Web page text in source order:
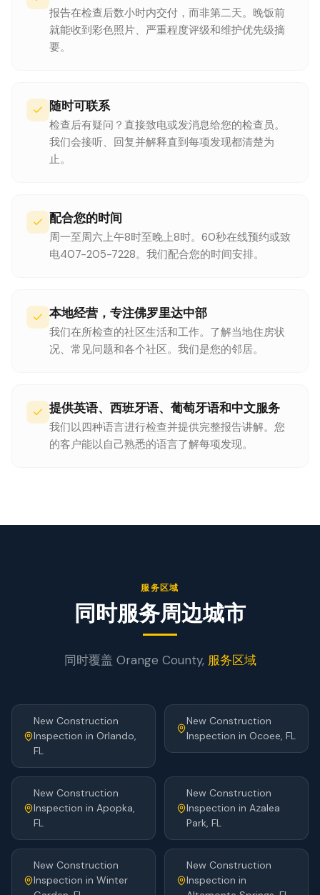
报告在检查后数小时内交付，而非第二天。晚饭前
就能收到彩色照片、严重程度评级和维护优先级摘
要。
随时可联系
检查后有疑问？直接致电或发消息给您的检查员。
我们会接听、回复并解释直到每项发现都清楚为
止。
配合您的时间
周一至周六上午8时至晚上8时。60秒在线预约或致
电407-205-7228。我们配合您的时间安排。
本地经营，专注佛罗里达中部
我们在所检查的社区生活和工作。了解当地住房状
况、常见问题和各个社区。我们是您的邻居。
提供英语、西班牙语、葡萄牙语和中文服务
我们以四种语言进行检查并提供完整报告讲解。您
的客户能以自己熟悉的语言了解每项发现。
服务区域
同时服务周边城市
同时覆盖 Orange County, 服务区域
New Construction
Inspection in Orlando,
FL
New Construction
Inspection in Ocoee, FL
New Construction
Inspection in Apopka,
FL
New Construction
Inspection in Azalea
Park, FL
New Construction
Inspection in Winter
New Construction
Inspection in